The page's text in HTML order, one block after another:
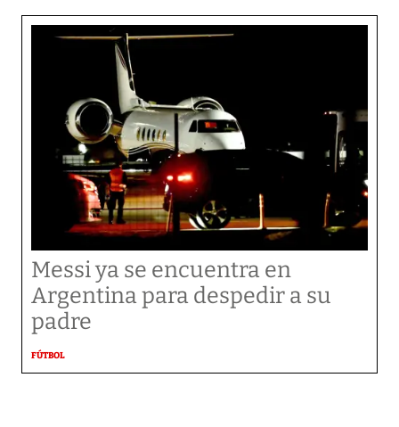
Messi ya se encuentra en
Argentina para despedir a su
padre
FÚTBOL